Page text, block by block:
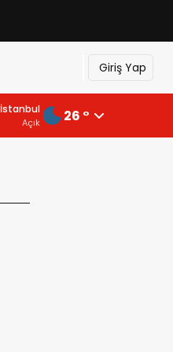
Giriş Yap
İstanbul
Açık 26 °